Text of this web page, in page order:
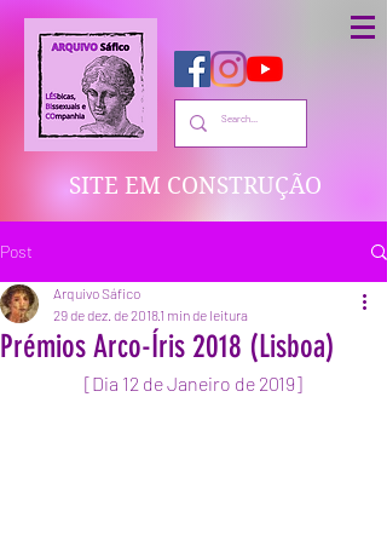
SITE EM CONSTRUÇÃO
Post
Prémios Arco-Íris 2018 (Lisboa)
Arquivo Sáfico
29 de dez. de 20181 min de leitura
[Dia 12 de Janeiro de 2019]